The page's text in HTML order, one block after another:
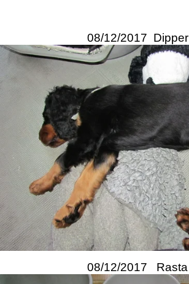
08/12/2017 Dipper
08/12/2017 Rasta